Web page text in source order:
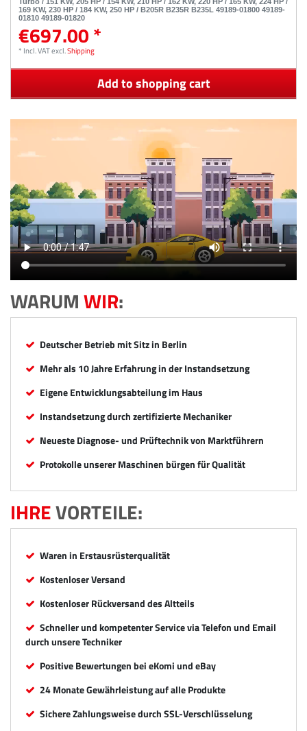
Turbo / 151 KW, 205 HP / 154 KW, 210 HP / 162 KW, 220 HP / 165 KW, 224 HP /
169 KW, 230 HP / 184 KW, 250 HP / B205R B235R B235L 49189-01800 49189-
01810 49189-01820
€697.00 *
* Incl. VATexcl.Shipping
Add to shopping cart
WARUMWIR:
Deutscher Betrieb mit Sitz in Berlin
Mehr als 10 Jahre Erfahrung in der Instandsetzung
Eigene Entwicklungsabteilung im Haus
Instandsetzung durch zertifizierte Mechaniker
Neueste Diagnose- und Prüftechnik von Marktführern
Protokolle unserer Maschinen bürgen für Qualität
IHREVORTEILE:
Waren in Erstausrüsterqualität
Kostenloser Versand
Kostenloser Rückversand des Altteils
Schneller und kompetenter Service via Telefon und Email
durch unsere Techniker
Positive Bewertungen bei eKomi und eBay
24 Monate Gewährleistung auf alle Produkte
Sichere Zahlungsweise durch SSL-Verschlüsselung